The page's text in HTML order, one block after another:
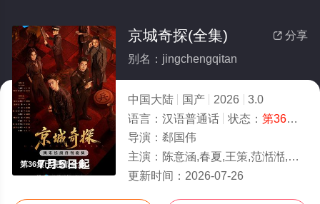
第36集已完结/全集
 分享
京城奇探(全集)
别名：jingchengqitan
中国大陆 国产 2026
3.0
语言： 汉语普通话 状态： 第36集已完结
导演： 郄国伟
主演： 陈意涵,春夏,王策,范湉湉,冯雷,于欣禾,杨凯程,马思超,孟鹤堂,翟子路,周九良,小爱
更新时间： 2026-07-26